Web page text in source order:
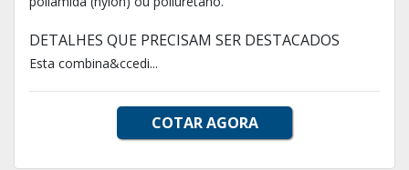
DETALHES QUE PRECISAM SER DESTACADOS
Esta combina&ccedi...
COTAR AGORA